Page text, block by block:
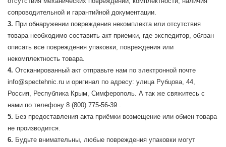
сопроводительной и гарантийной документации.
При обнаружении повреждения некомплекта или отсутствия
товара необходимо составить акт приемки, где экспедитор, обязан
описать все повреждения упаковки, повреждения или
некомплектность товара.
Отсканированный акт отправьте нам по электронной почте
info@spectehnic.ru и оригинал по адресу: улица Рубцова, 44,
Россия, Республика Крым, Симферополь. А так же свяжитесь с
нами по телефону 8 (800) 775-56-39 .
Без предоставления акта приёмки возмещение или обмен товара
не производится.
Будьте внимательны, любые повреждения упаковки могут